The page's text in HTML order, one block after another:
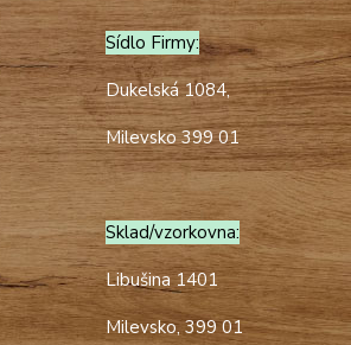
Sídlo Firmy:
Dukelská 1084,
Milevsko 399 01
Sklad/vzorkovna:
Libušina 1401
Milevsko, 399 01